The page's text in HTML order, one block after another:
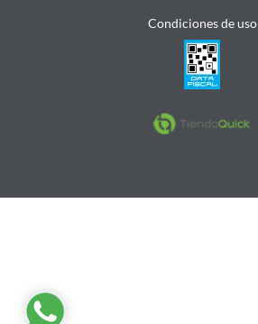
Condiciones de uso